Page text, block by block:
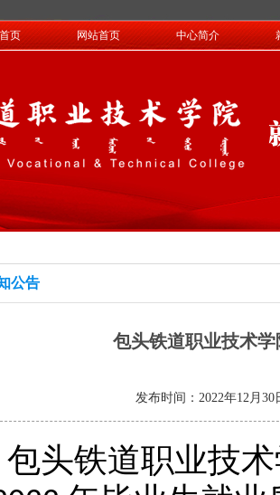
页 网站首页 中心简介
公告
包头铁道职业技术
发布时间：2022年12月
头铁道职业技术